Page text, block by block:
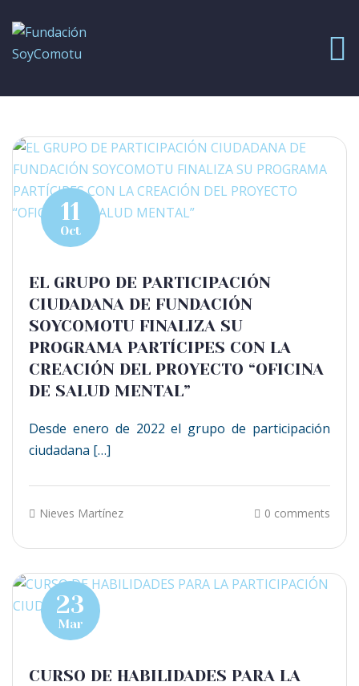
11
Oct
EL GRUPO DE PARTICIPACIÓN
CIUDADANA DE FUNDACIÓN
SOYCOMOTU FINALIZA SU
PROGRAMA PARTÍCIPES CON LA
CREACIÓN DEL PROYECTO “OFICINA
DE SALUD MENTAL”
Desde enero de 2022 el grupo de participación
ciudadana […]
Nieves Martínez 0 comments
23
Mar
CURSO DE HABILIDADES PARA LA